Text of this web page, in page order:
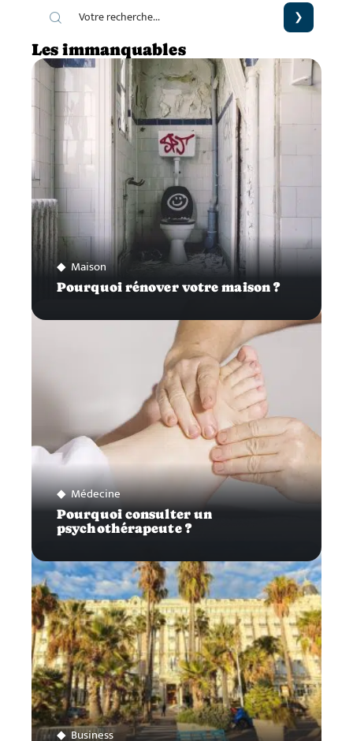
Les immanquables
Maison
Pourquoi rénover votre maison ?
Médecine
Pourquoi consulter un
psychothérapeute ?
Business